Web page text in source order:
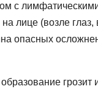
с
лице (возле глаз,
опасных